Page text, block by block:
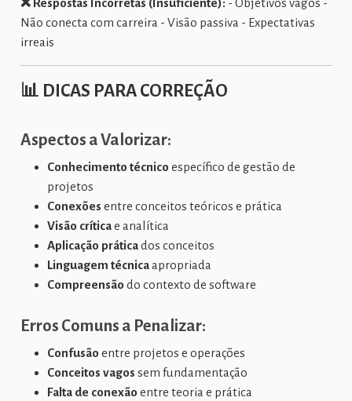
Não conecta com carreira - Visão passiva - Expectativas
irreais
📊 DICAS PARA CORREÇÃO
Aspectos a Valorizar:
Conhecimento técnico específico de gestão de
projetos
Conexões entre conceitos teóricos e prática
Visão críticae analítica
Aplicação práticados conceitos
Linguagem técnicaapropriada
Compreensão do contexto de software
Erros Comuns a Penalizar:
Confusão entre projetos e operações
Conceitos vagos sem fundamentação
Falta de conexão entre teoria e prática